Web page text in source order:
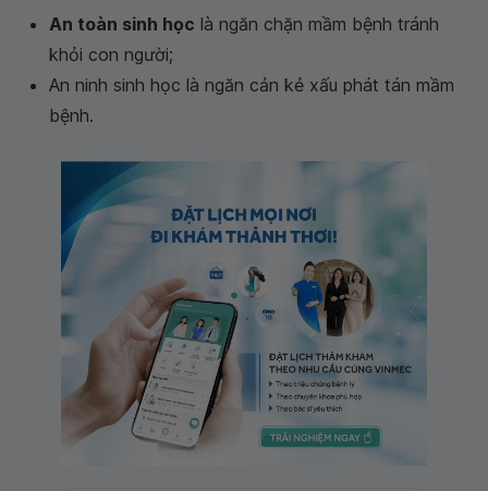
An toàn sinh học là ngăn chặn mầm bệnh tránh
khỏi con người;
An ninh sinh học là ngăn cản kẻ xấu phát tán mầm
bệnh.